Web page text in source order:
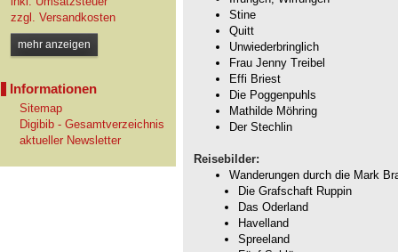
zzgl. Versandkosten
mehr anzeigen
Informationen
Sitemap
Digibib - Gesamtverzeichnis
aktueller Newsletter
Stine
Quitt
Unwiederbringlich
Frau Jenny Treibel
Effi Briest
Die Poggenpuhls
Mathilde Möhring
Der Stechlin
Reisebilder:
Wanderungen durch die Mark
Die Grafschaft Ruppin
Das Oderland
Havelland
Spreeland